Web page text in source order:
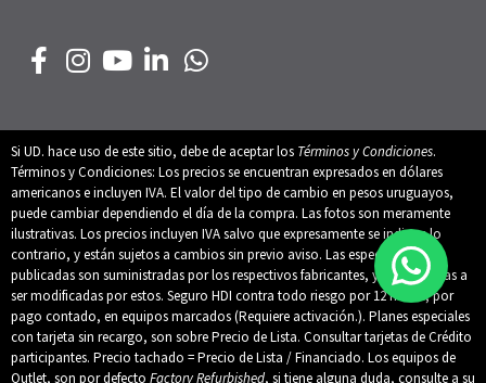
Si UD. hace uso de este sitio, debe de aceptar los Términos y Condiciones.
Términos y Condiciones: Los precios se encuentran expresados en dólares
americanos e incluyen IVA. El valor del tipo de cambio en pesos uruguayos,
puede cambiar dependiendo el día de la compra. Las fotos son meramente
ilustrativas. Los precios incluyen IVA salvo que expresamente se indique lo
contrario, y están sujetos a cambios sin previo aviso. Las especificaciones
publicadas son suministradas por los respectivos fabricantes, y están sujetas a
ser modificadas por estos. Seguro HDI contra todo riesgo por 12 meses, por
pago contado, en equipos marcados (Requiere activación.). Planes especiales
con tarjeta sin recargo, son sobre Precio de Lista. Consultar tarjetas de Crédito
participantes. Precio tachado = Precio de Lista / Financiado. Los equipos de
Outlet, son por defecto Factory Refurbished, si tiene alguna duda, consulte a su